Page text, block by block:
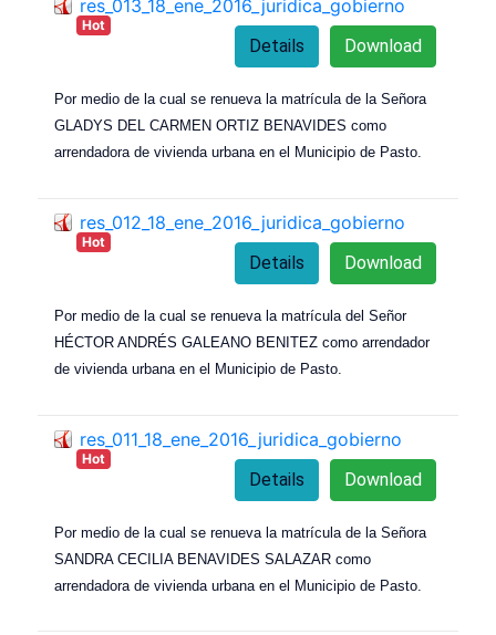
res_013_18_ene_2016_juridica_gobierno
Hot
Download
Details
Por medio de la cual se renueva la matrícula de la Señora
GLADYS DEL CARMEN ORTIZ BENAVIDES como
arrendadora de vivienda urbana en el Municipio de Pasto.
res_012_18_ene_2016_juridica_gobierno
Hot
Download
Details
Por medio de la cual se renueva la matrícula del Señor
HÉCTOR ANDRÉS GALEANO BENITEZ como arrendador
de vivienda urbana en el Municipio de Pasto.
res_011_18_ene_2016_juridica_gobierno
Hot
Download
Details
Por medio de la cual se renueva la matrícula de la Señora
SANDRA CECILIA BENAVIDES SALAZAR como
arrendadora de vivienda urbana en el Municipio de Pasto.